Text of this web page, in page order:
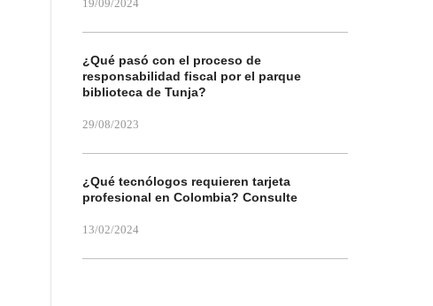
19/09/2024
¿Qué pasó con el proceso de
responsabilidad fiscal por el parque
biblioteca de Tunja?
29/08/2023
¿Qué tecnólogos requieren tarjeta
profesional en Colombia? Consulte
13/02/2024